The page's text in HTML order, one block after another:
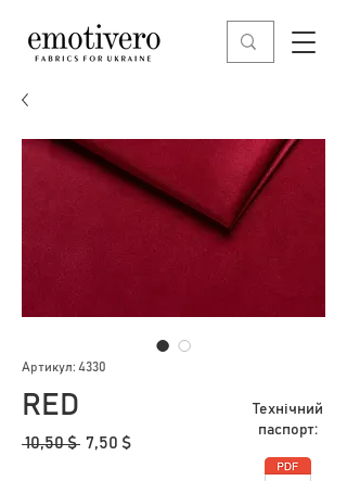
Артикул: 4330
RED
10,50 $ Звичайна
7,50 $За
Технічний
паспорт: